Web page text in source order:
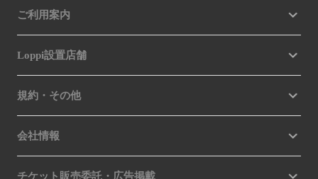
ご利用案内
Loppi設置店舗
規約・その他
会社情報
チケット販売委託・広告掲載